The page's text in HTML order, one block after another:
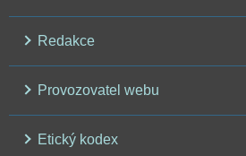
Redakce
Provozovatel webu
Etický kodex